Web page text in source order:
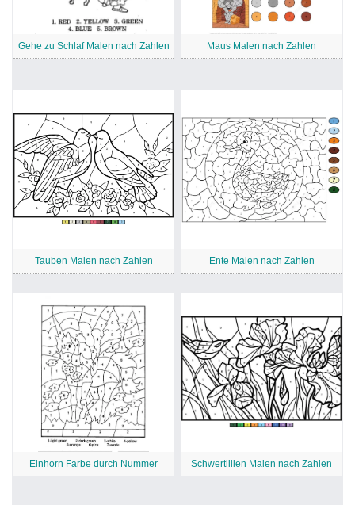
Gehe zu Schlaf Malen nach Zahlen Maus Malen nach Zahlen
Tauben Malen nach Zahlen Ente Malen nach Zahlen
Einhorn Farbe durch Nummer Schwertlilien Malen nach Zahlen